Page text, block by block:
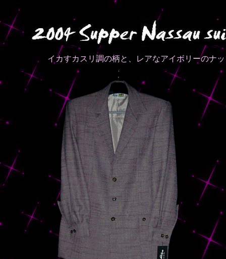
イカすカスリ調の柄と、レアなアイボリーのナ